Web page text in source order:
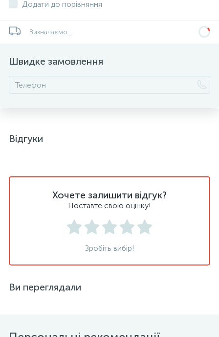
Додати до порівняння
Визначаємо...
Швидке замовлення
Відгуки
Хочете залишити відгук?
Поставте свою оцінку!
Зробіть вибір!
Ви переглядали